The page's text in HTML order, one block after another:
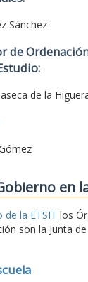
Sánchez
de
de la
en
de la ETSIT los
son la Junta